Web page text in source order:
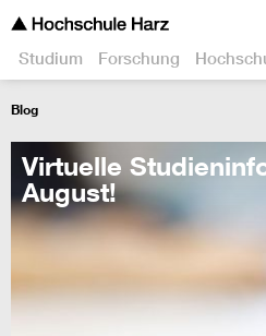
Studium Forschung
Blog
Virtuelle
August!